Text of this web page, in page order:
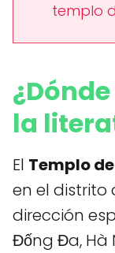
templo
la
El Templo
en el distrito
dirección
Đống Đa, Hà